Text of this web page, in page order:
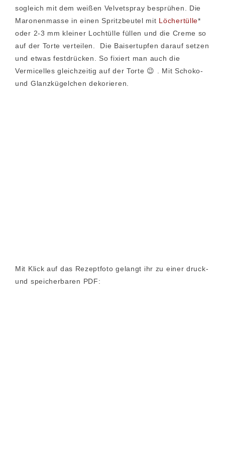
sogleich mit dem weißen Velvetspray besprühen. Die
Maronenmasse in einen Spritzbeutel mit Löchertülle*
oder 2-3 mm kleiner Lochtülle füllen und die Creme so
auf der Torte verteilen. Die Baisertupfen darauf setzen
und etwas festdrücken. So fixiert man auch die
Vermicelles gleichzeitig auf der Torte 😉 . Mit Schoko-
und Glanzkügelchen dekorieren.
Mit Klick auf das Rezeptfoto gelangt ihr zu einer druck-
und speicherbaren PDF: